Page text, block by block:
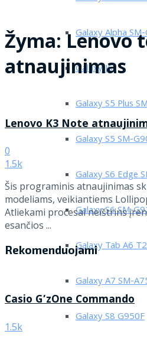
Galaxy Alpha
Galaxy J5
Galaxy S5 Plus
Galaxy S5 SM-
Galaxy S6 Edge
Galaxy S6 SM-
Galaxy Tab A6
Galaxy A7 SM-
Galaxy S8 G950F
Žyma:Lenovo
atnaujinimas
Lenovo K3 Note
0
1.5k
Šis programinis atnaujinimas
modeliams, veikiantiems
Atliekami procesai neištrins
esančios ...
Rekomenduojami
Casio G’zOne Commando
1.5k